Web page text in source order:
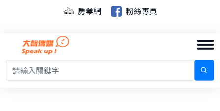
房業網 粉絲專頁